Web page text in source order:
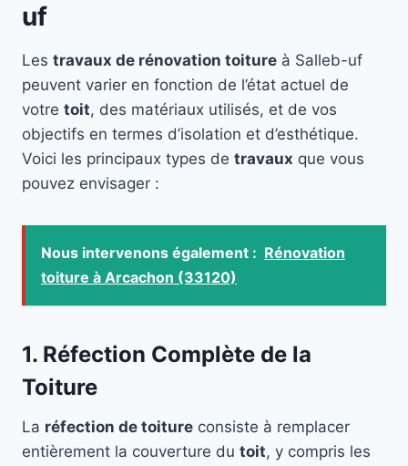
uf
Les travaux de rénovation toiture à Salleb-uf
peuvent varier en fonction de l’état actuel de
votre toit, des matériaux utilisés, et de vos
objectifs en termes d’isolation et d’esthétique.
Voici les principaux types de travaux que vous
pouvez envisager :
Nous intervenons également : Rénovation
toiture à Arcachon (33120)
1. Réfection Complète de la
Toiture
La réfection de toiture consiste à remplacer
entièrement la couverture du toit, y compris les